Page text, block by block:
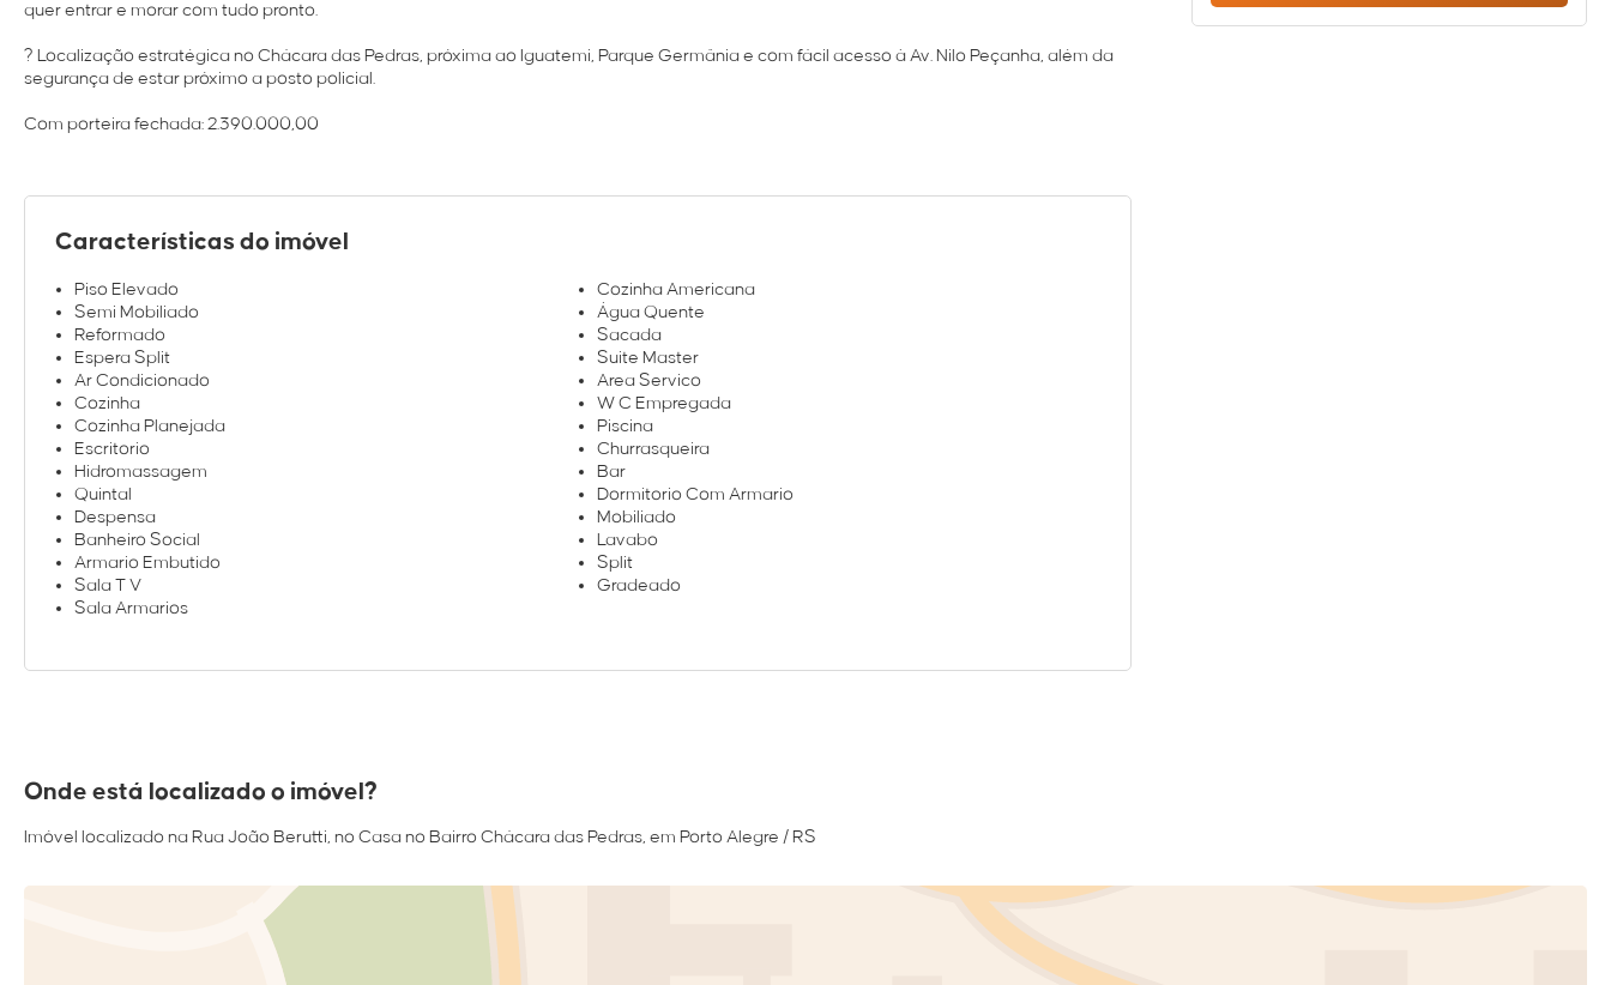
quer entrar e morar com tudo pronto.
? Localização estratégica no Chácara das Pedras, próxima ao Iguatemi, Parque Germânia e com fácil acesso à Av. Nilo Peçanha, além da
segurança de estar próximo a posto policial.
Com porteira fechada: 2.390.000,00
Características do imóvel
Piso Elevado
Semi Mobiliado
Reformado
Espera Split
Ar Condicionado
Cozinha
Cozinha Planejada
Escritorio
Hidromassagem
Quintal
Despensa
Banheiro Social
Armario Embutido
Sala T V
Sala Armarios
Cozinha Americana
Água Quente
Sacada
Suite Master
Area Servico
W C Empregada
Piscina
Churrasqueira
Bar
Dormitorio Com Armario
Mobiliado
Lavabo
Split
Gradeado
Onde está localizado o imóvel?
Imóvel localizado na Rua João Berutti, no Casa no Bairro Chácara das Pedras, em Porto Alegre / RS